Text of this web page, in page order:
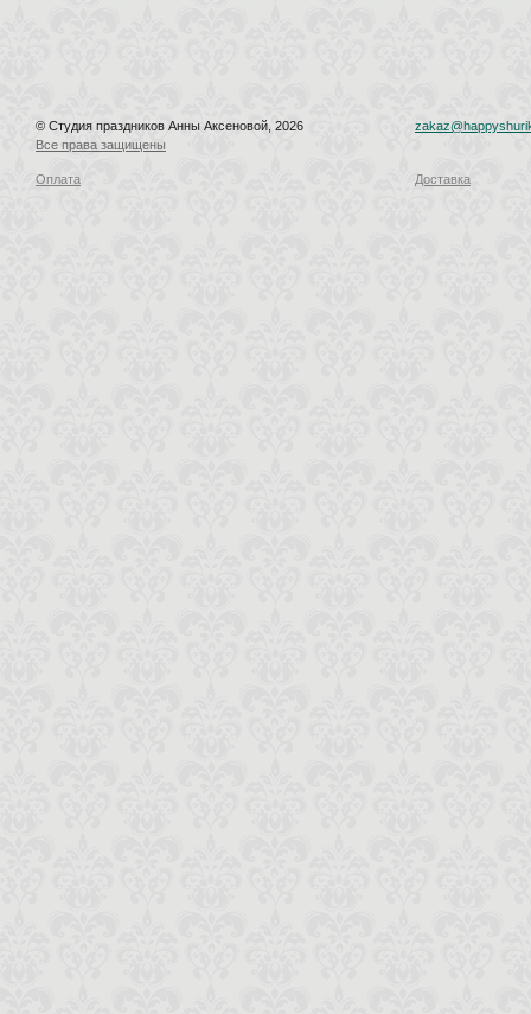
© Студия праздников Анны Аксеновой, 2026
Все права защищены
Оплата Доставка